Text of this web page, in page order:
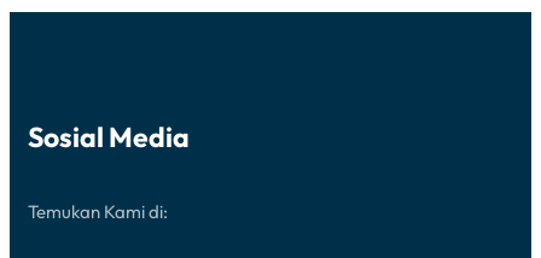
Sosial Media
Temukan Kami di: